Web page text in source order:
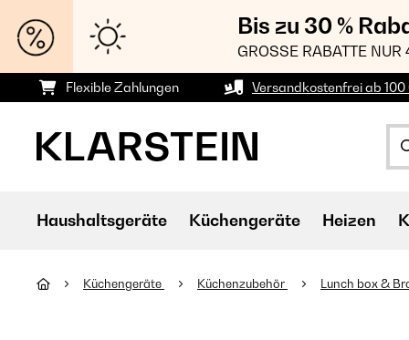
Bis zu 30 %
GROSSE RABATTE
Flexible Zahlungen Versandkostenfrei ab 100
Haushaltsgeräte Küchengeräte Heizen
Küchengeräte Küchenzubehör Lunch box &